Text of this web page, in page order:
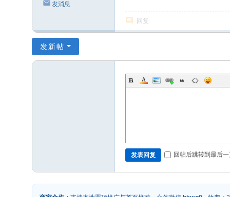
发消息
回复
发新帖
发表回复 回帖后跳转到最后